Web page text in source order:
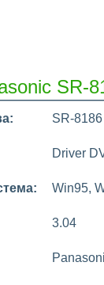
SR-
SR-8186
Driver
Win95,
3.04